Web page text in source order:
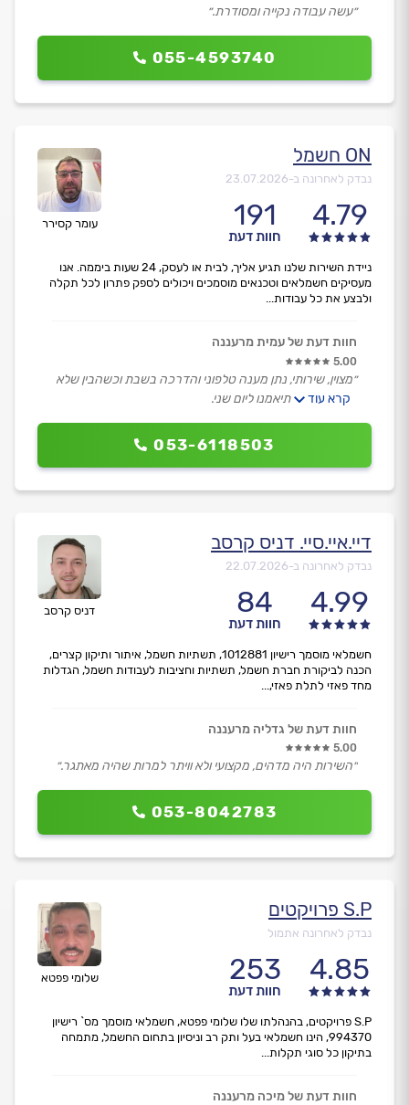
055-4593740
״עשה עבודה נקייה ומסודרת.״
עומר קסירר
ON חשמל
נבדק לאחרונה ב-23.07.2026
4.79
191
חוות דעת
053-6118503
ניידת השירות שלנו תגיע אליך, לבית או לעסק, 24 שעות ביממה. אנו
מעסיקים חשמלאים וטכנאים מוסמכים ויכולים לספק פתרון לכל תקלה
ולבצע את כל עבודות...
חוות דעת של עמית מרעננה
5.00
״מצוין, שירותי, נתן מענה טלפוני והדרכה בשבת וכשהבין שלא
מקרה חירום תיאמנו ליום שני.
מומלץ בחום.״
קרא עוד
דניס קרסב
דיי.איי.סיי. דניס קרסב
נבדק לאחרונה ב-22.07.2026
4.99
84
חוות דעת
053-8042783
חשמלאי מוסמך רישיון 1012881, תשתיות חשמל, איתור ותיקון קצרים,
הכנה לביקורת חברת חשמל, תשתיות וחציבות לעבודות חשמל, הגדלות
מחד פאזי לתלת פאזי,...
חוות דעת של גדליה מרעננה
5.00
״השירות היה מדהים, מקצועי ולא וויתר למרות שהיה מאתגר.״
שלומי פפטא
S.P פרויקטים
נבדק לאחרונה אתמול
4.85
253
חוות דעת
S.P פרויקטים, בהנהלתו שלו שלומי פפטא, חשמלאי מוסמך מס` רישיון
994370, הינו חשמלאי בעל ותק רב וניסיון בתחום החשמל, מתמחה
בתיקון כל סוגי תקלות...
חוות דעת של מיכה מרעננה